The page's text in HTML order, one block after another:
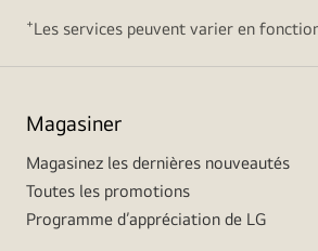
+Les services peuvent varier en
Magasiner
Magasinez les dernières nouveautés
Toutes les promotions
Programme d’appréciation de LG